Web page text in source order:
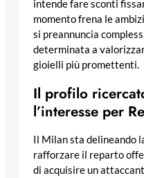
intende fare sconti
momento frena le
si preannuncia
determinata a
gioielli più promettenti.
Il profilo
l’interesse per
Il Milan sta delineando
rafforzare il reparto
di acquisire un